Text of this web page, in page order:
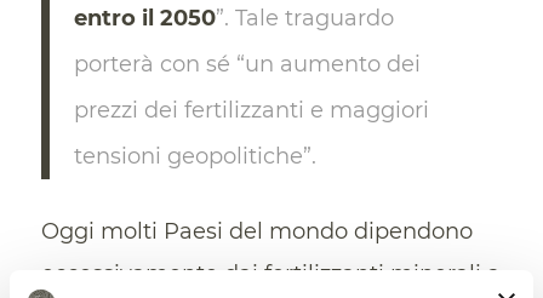
entro il 2050”. Tale traguardo
porterà con sé “un aumento dei
prezzi dei fertilizzanti e maggiori
tensioni geopolitiche”.
Oggi molti Paesi del mondo dipendono
eccessivamente dai fertilizzanti minerali a